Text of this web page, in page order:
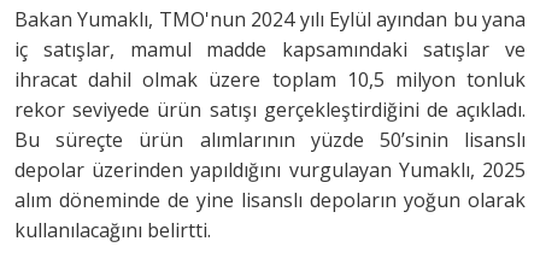
Bakan Yumaklı, TMO'nun 2024 yılı Eylül ayından bu yana
iç satışlar, mamul madde kapsamındaki satışlar ve
ihracat dahil olmak üzere toplam 10,5 milyon tonluk
rekor seviyede ürün satışı gerçekleştirdiğini de açıkladı.
Bu süreçte ürün alımlarının yüzde 50’sinin lisanslı
depolar üzerinden yapıldığını vurgulayan Yumaklı, 2025
alım döneminde de yine lisanslı depoların yoğun olarak
kullanılacağını belirtti.